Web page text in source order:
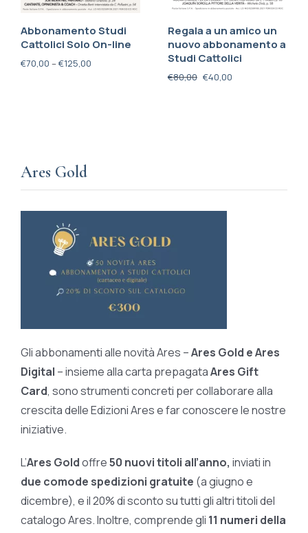
Abbonamento Studi
Cattolici Solo On-line
€70,00 –€125,00
Regala a un amico un
nuovo abbonamento a
Studi Cattolici
€80,00 €40,00
Ares Gold
Gli abbonamenti alle novità Ares –Ares Gold e Ares
Digital – insieme alla carta prepagataAres Gift
Card, sono strumenti concreti per collaborare alla
crescita delle Edizioni Ares e far conoscere le nostre
iniziative.
L’Ares Goldoffre50 nuovi titoli all’anno, inviati in
due comode spedizioni gratuite (a giugno e
dicembre), e il 20% di sconto su tutti gli altri titoli del
catalogo Ares. Inoltre, comprende gli 11 numeri della